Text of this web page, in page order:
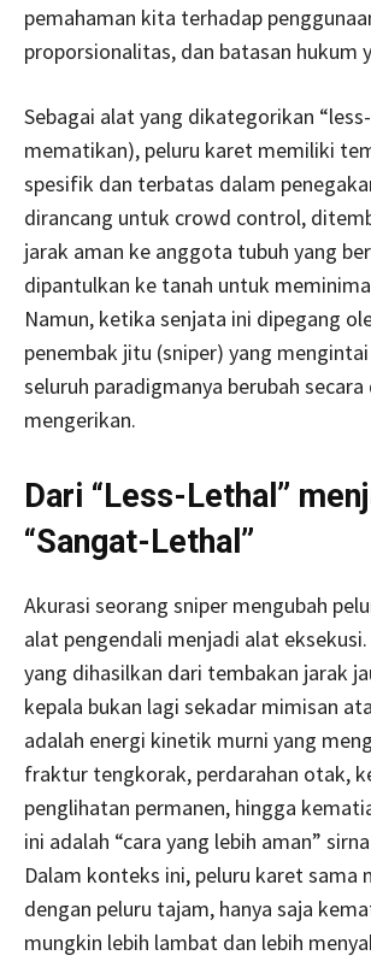
pemahaman kita terhadap
proporsionalitas, dan batasan hukum
Sebagai alat yang dikategorikan
mematikan), peluru karet memiliki
spesifik dan terbatas dalam
dirancang untuk crowd control,
jarak aman ke anggota tubuh yang
dipantulkan ke tanah untuk
Namun, ketika senjata ini dipegang
penembak jitu (sniper) yang
seluruh paradigmanya berubah
mengerikan.
Dari “Less-Lethal”
“Sangat-Lethal”
Akurasi seorang sniper mengubah
alat pengendali menjadi alat
yang dihasilkan dari tembakan jarak
kepala bukan lagi sekadar mimisan
adalah energi kinetik murni yang
fraktur tengkorak, perdarahan otak,
penglihatan permanen, hingga
ini adalah “cara yang lebih aman”
Dalam konteks ini, peluru karet sama
dengan peluru tajam, hanya saja
mungkin lebih lambat dan lebih